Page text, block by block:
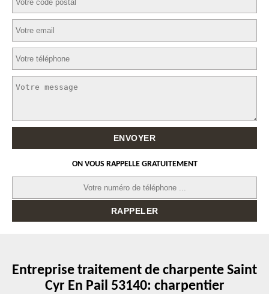
ON VOUS RAPPELLE GRATUITEMENT
Entreprise traitement de charpente Saint
Cyr En Pail 53140: charpentier